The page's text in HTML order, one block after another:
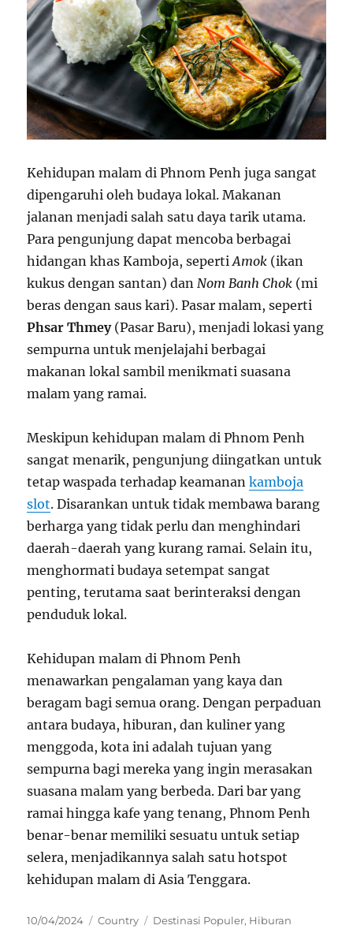
Kehidupan malam di Phnom Penh juga sangat
dipengaruhi oleh budaya lokal. Makanan
jalanan menjadi salah satu daya tarik utama.
Para pengunjung dapat mencoba berbagai
hidangan khas Kamboja, sepertiAmok (ikan
kukus dengan santan) danNom Banh Chok (mi
beras dengan saus kari). Pasar malam, seperti
Phsar Thmey(Pasar Baru), menjadi lokasi yang
sempurna untuk menjelajahi berbagai
makanan lokal sambil menikmati suasana
malam yang ramai.
Meskipun kehidupan malam di Phnom Penh
sangat menarik, pengunjung diingatkan untuk
tetap waspada terhadap keamanankamboja
slot. Disarankan untuk tidak membawa barang
berharga yang tidak perlu dan menghindari
daerah-daerah yang kurang ramai. Selain itu,
menghormati budaya setempat sangat
penting, terutama saat berinteraksi dengan
penduduk lokal.
Kehidupan malam di Phnom Penh
menawarkan pengalaman yang kaya dan
beragam bagi semua orang. Dengan perpaduan
antara budaya, hiburan, dan kuliner yang
menggoda, kota ini adalah tujuan yang
sempurna bagi mereka yang ingin merasakan
suasana malam yang berbeda. Dari bar yang
ramai hingga kafe yang tenang, Phnom Penh
benar-benar memiliki sesuatu untuk setiap
selera, menjadikannya salah satu hotspot
kehidupan malam di Asia Tenggara.
Posted
10/04/2024 Categories
Country Tags
Destinasi Populer, Hiburan